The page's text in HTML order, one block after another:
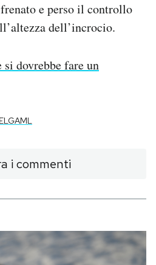
e perso il controllo
dell’incrocio.
si dovrebbe fare un
i commenti